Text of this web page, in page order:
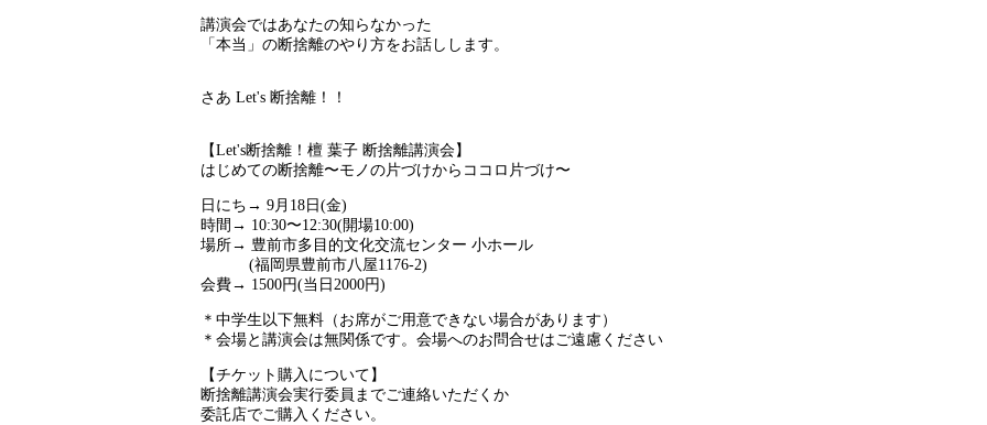
講演会ではあなたの知らなかった
「本当」の断捨離のやり方をお話しします。
さあ Let's 断捨離！！
【Let's断捨離！檀 葉子 断捨離講演会】
はじめての断捨離〜モノの片づけからココロ片づけ〜
日にち→ 9月18日(金)
時間→ 10:30〜12:30(開場10:00)
場所→ 豊前市多目的文化交流センター 小ホール
(福岡県豊前市八屋1176-2)
会費→ 1500円(当日2000円)
＊中学生以下無料（お席がご用意できない場合があります）
＊会場と講演会は無関係です。会場へのお問合せはご遠慮ください
【チケット購入について】
断捨離講演会実行委員までご連絡いただくか
委託店でご購入ください。